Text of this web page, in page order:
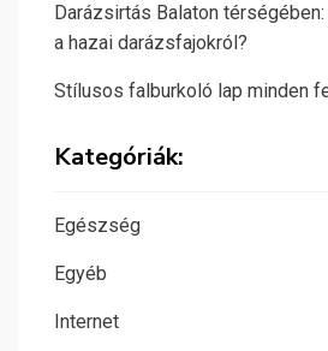
Darázsirtás Balaton
a hazai darázsfajokról?
Stílusos falburkoló lap minden
Kategóriák:
Egészség
Egyéb
Internet